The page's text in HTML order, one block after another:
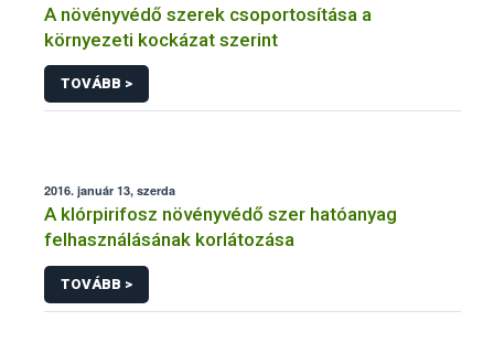
A növényvédő szerek csoportosítása a
környezeti kockázat szerint
TOVÁBB >
2016. január 13, szerda
A klórpirifosz növényvédő szer hatóanyag
felhasználásának korlátozása
TOVÁBB >